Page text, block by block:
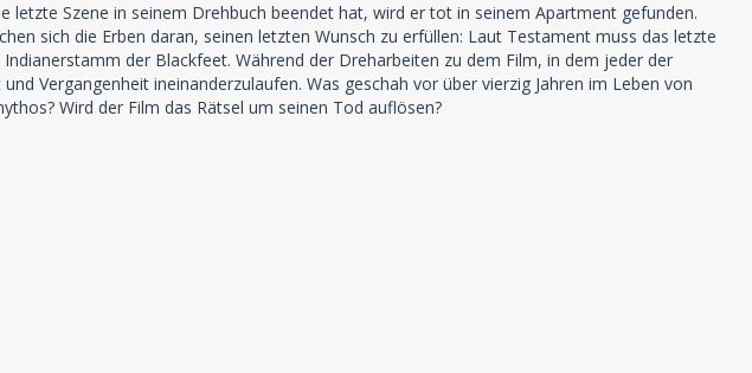
letzte Szene in seinem Drehbuch beendet hat, wird er tot in seinem Apartment gefunden.
sich die Erben daran, seinen letzten Wunsch zu erfüllen: Laut Testament muss das letzte
der Blackfeet. Während der Dreharbeiten zu dem Film, in dem jeder der
Vergangenheit ineinanderzulaufen. Was geschah vor über vierzig Jahren im Leben von
Wird der Film das Rätsel um seinen Tod auflösen?